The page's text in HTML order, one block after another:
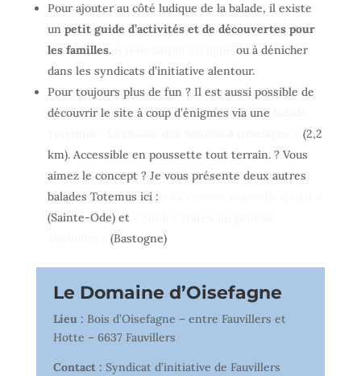
Pour ajouter au côté ludique de la balade, il existe
un petit guide d’activités et de découvertes pour
les familles.
ou à dénicher
dans les syndicats d’initiative alentour.
Pour toujours plus de fun ? Il est aussi possible de
découvrir le site à coup d’énigmes via une
(2,2
km). Accessible en poussette tout terrain. ? Vous
aimez le concept ? Je vous présente deux autres
balades Totemus ici :
(Sainte-Ode) et
(Bastogne)
Le Domaine d’Oisefagne
Lieu : Bois d’Oisefagne – entre Fauvillers et
Hotte – 6637 Fauvillers
Contact : Syndicat d’initiative de Fauvillers